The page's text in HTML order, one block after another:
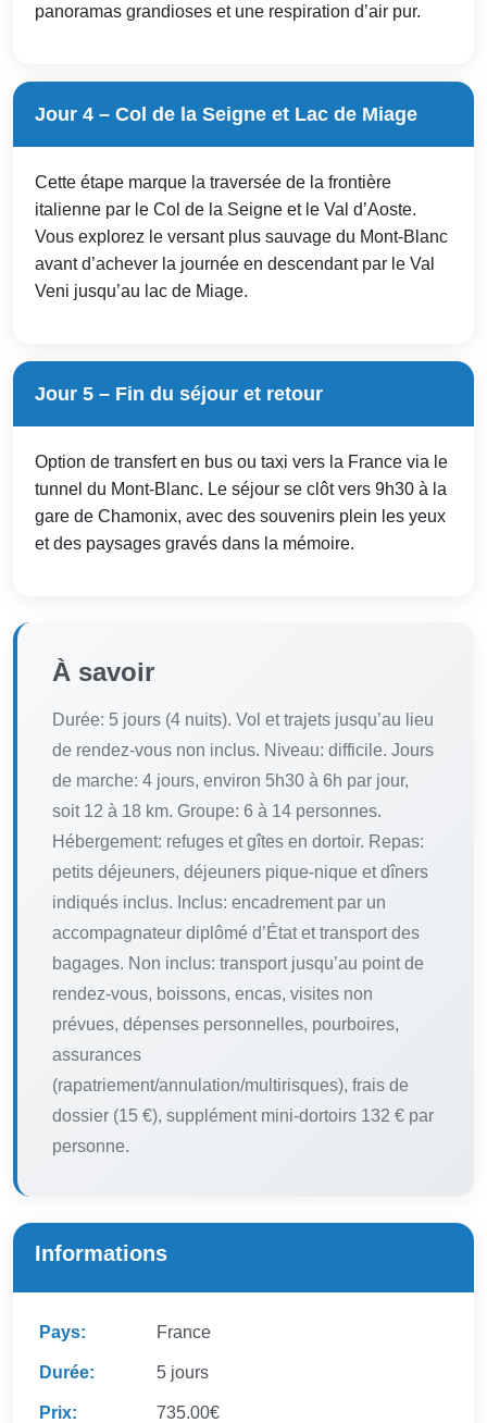
panoramas grandioses et une respiration d’air pur.
Jour 4 – Col de la Seigne et Lac de Miage
Cette étape marque la traversée de la frontière
italienne par le Col de la Seigne et le Val d’Aoste.
Vous explorez le versant plus sauvage du Mont-Blanc
avant d’achever la journée en descendant par le Val
Veni jusqu’au lac de Miage.
Jour 5 – Fin du séjour et retour
Option de transfert en bus ou taxi vers la France via le
tunnel du Mont-Blanc. Le séjour se clôt vers 9h30 à la
gare de Chamonix, avec des souvenirs plein les yeux
et des paysages gravés dans la mémoire.
À savoir
Durée: 5 jours (4 nuits). Vol et trajets jusqu’au lieu
de rendez-vous non inclus. Niveau: difficile. Jours
de marche: 4 jours, environ 5h30 à 6h par jour,
soit 12 à 18 km. Groupe: 6 à 14 personnes.
Hébergement: refuges et gîtes en dortoir. Repas:
petits déjeuners, déjeuners pique-nique et dîners
indiqués inclus. Inclus: encadrement par un
accompagnateur diplômé d’État et transport des
bagages. Non inclus: transport jusqu’au point de
rendez-vous, boissons, encas, visites non
prévues, dépenses personnelles, pourboires,
assurances
(rapatriement/annulation/multirisques), frais de
dossier (15 €), supplément mini-dortoirs 132 € par
personne.
Informations
Pays: France
Durée: 5 jours
Prix: 735.00€